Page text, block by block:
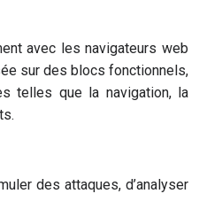
avec les navigateurs web
sur des blocs fonctionnels,
telles que la navigation, la
des attaques, d’analyser